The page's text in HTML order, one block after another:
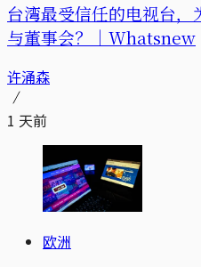
台湾最受信任的电视台
与董事会？｜Whatsnew
许涌森
1 天前
欧洲